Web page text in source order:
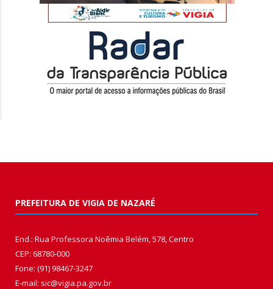
PREFEITURA DE VIGIA DE NAZARÉ
End.: Rua Professora Noêmia Belém, 578, Centro
CEP: 68780-000
Fone: (91) 98467-3247
E-mail: sic@vigia.pa.gov.br